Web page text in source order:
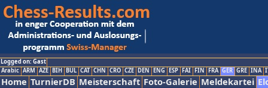
Logged on: Gast
Arabic ARM AZE BIH BUL CAT CHN CRO CZE DEN ENG ESP FAI FIN FRA GER GRE INA
Home TurnierDB Meisterschaft Foto-Galerie Meldekartei